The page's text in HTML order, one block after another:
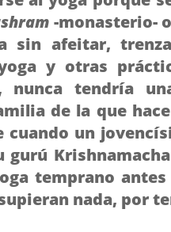
-monasterio-
sin afeitar,
y otras
nunca tendría
de la que
cuando un
gurú
temprano
nada, por